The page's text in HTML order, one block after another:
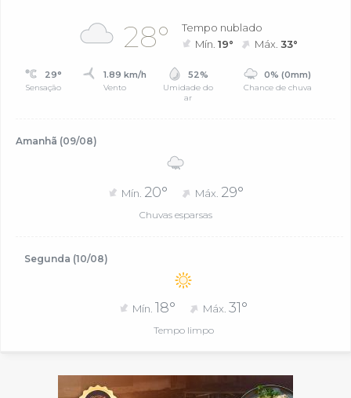
28°
Tempo nublado
Mín.19° Máx.33°
29°
Sensação
1.89 km/h
Vento
52%
Umidade do
ar
0% (0mm)
Chance de chuva
Amanhã (09/08)
Mín. 20° Máx. 29°
Chuvas esparsas
Segunda (10/08)
Mín. 18° Máx.31°
Tempo limpo